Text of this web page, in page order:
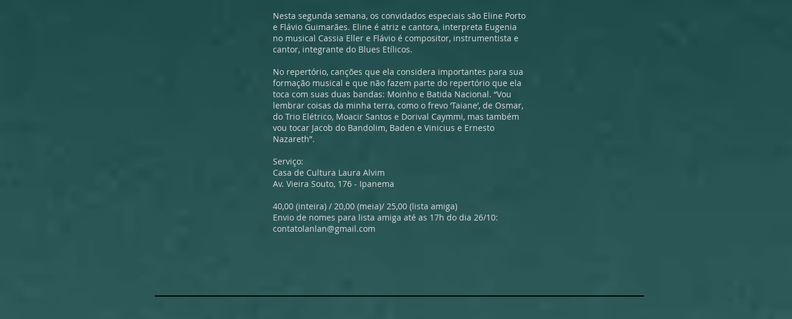
Nesta segunda semana, os convidados especiais são Eline Porto
e Flávio Guimarães. Eline é atriz e cantora, interpreta Eugenia
no musical Cassia Eller e Flávio é compositor, instrumentista e
cantor, integrante do Blues Etílicos.
No repertório, canções que ela considera importantes para sua
formação musical e que não fazem parte do repertório que ela
toca com suas duas bandas: Moinho e Batida Nacional. “Vou
lembrar coisas da minha terra, como o frevo ‘Taiane’, de Osmar,
do Trio Elétrico, Moacir Santos e Dorival Caymmi, mas também
vou tocar Jacob do Bandolim, Baden e Vinicius e Ernesto
Nazareth”.
Serviço:
Casa de Cultura Laura Alvim
Av. Vieira Souto, 176 - Ipanema
40,00 (inteira) / 20,00 (meia)/ 25,00 (lista amiga)
Envio de nomes para lista amiga até as 17h do dia 26/10:
contatolanlan@gmail.com